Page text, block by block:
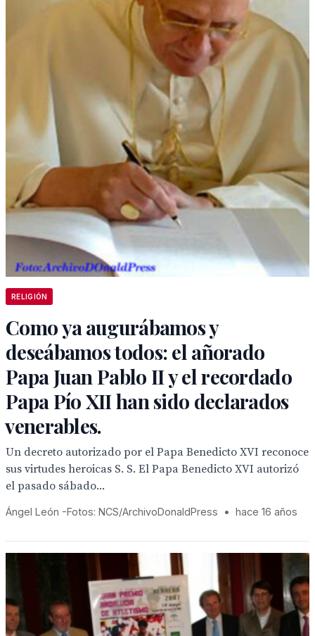
RELIGIÓN
Como ya augurábamos y
deseábamos todos: el añorado
Papa Juan Pablo II y el recordado
Papa Pío XII han sido declarados
venerables.
Un decreto autorizado por el Papa Benedicto XVI reconoce
sus virtudes heroicas S. S. El Papa Benedicto XVI autorizó
el pasado sábado...
Ángel León -Fotos: NCS/ArchivoDonaldPress • hace 16 años